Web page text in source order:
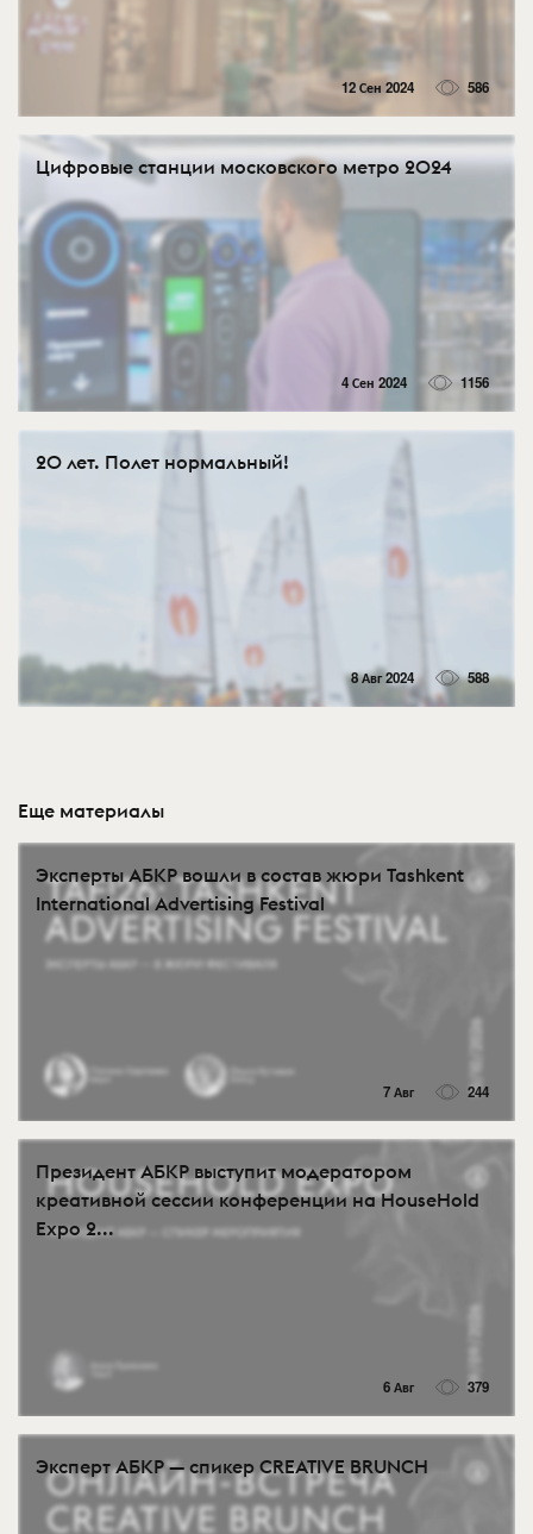
12 Сен 2024 586
Цифровые станции московского метро 2024
4 Сен 2024 1156
20 лет. Полет нормальный!
8 Авг 2024 588
Еще материалы
Эксперты АБКР вошли в состав жюри Tashkent
International Advertising Festival
7 Авг 244
Президент АБКР выступит модератором
креативной сессии конференции на HouseHold
Expo 2...
6 Авг 379
Эксперт АБКР — спикер CREATIVE BRUNCH